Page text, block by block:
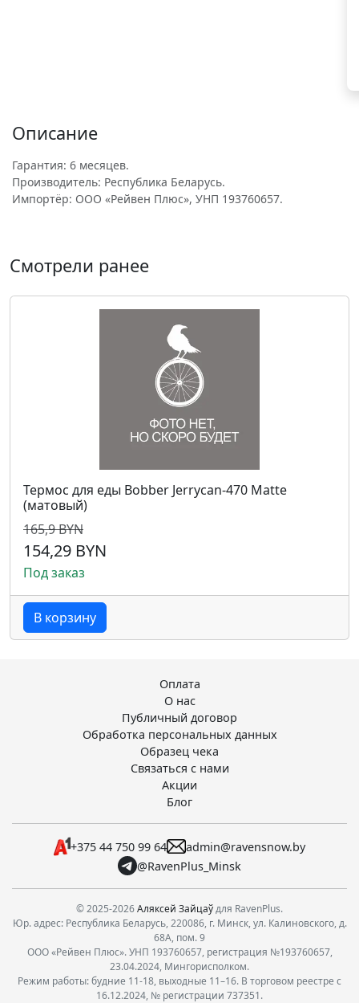
Описание
Гарантия: 6 месяцев.
Производитель: Республика Беларусь.
Импортёр: ООО «Рейвен Плюс», УНП 193760657.
Смотрели ранее
Термос для еды Bobber Jerrycan-470 Matte
(матовый)
165,9 BYN
154,29 BYN
Под заказ
В корзину
Оплата
О нас
Публичный договор
Обработка персональных данных
Образец чека
Связаться с нами
Акции
Блог
+375 44 750 99 64
admin@ravensnow.by
@RavenPlus_Minsk
© 2025-2026Аляксей Зайцаўдля RavenPlus.
Юр. адрес: Республика Беларусь, 220086, г. Минск, ул. Калиновского, д.
68А, пом. 9
ООО «Рейвен Плюс». УНП 193760657, регистрация №193760657,
23.04.2024, Мингорисполком.
Режим работы: будние 11-18, выходные 11–16. В торговом реестре с
16.12.2024, № регистрации 737351.